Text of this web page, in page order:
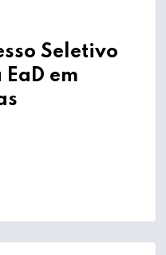
Seletivo
em